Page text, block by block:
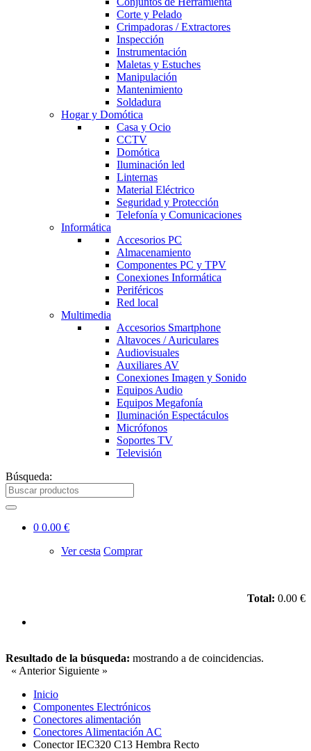
Corte y Pelado
Crimpadoras / Extractores
Inspección
Instrumentación
Maletas y Estuches
Manipulación
Mantenimiento
Soldadura
Hogar y Domótica
Casa y Ocio
CCTV
Domótica
Iluminación led
Linternas
Material Eléctrico
Seguridad y Protección
Telefonía y Comunicaciones
Informática
Accesorios PC
Almacenamiento
Componentes PC y TPV
Conexiones Informática
Periféricos
Red local
Multimedia
Accesorios Smartphone
Altavoces / Auriculares
Audiovisuales
Auxiliares AV
Conexiones Imagen y Sonido
Equipos Audio
Equipos Megafonía
Iluminación Espectáculos
Micrófonos
Soportes TV
Televisión
Búsqueda:
0 0.00 €
Ver cesta Comprar
Total: 0.00 €
Resultado de la búsqueda: mostrando a de coincidencias.
« Anterior Siguiente »
Inicio
Componentes Electrónicos
Conectores alimentación
Conectores Alimentación AC
Conector IEC320 C13 Hembra Recto